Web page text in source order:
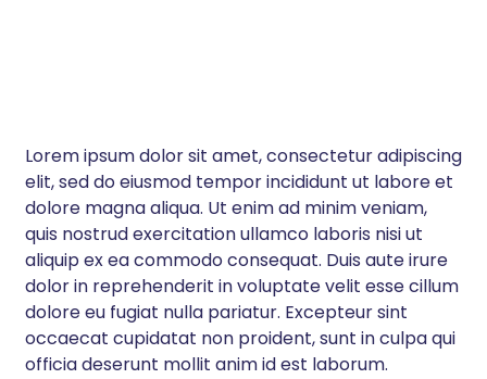
Lorem ipsum dolor sit amet, consectetur adipiscing
elit, sed do eiusmod tempor incididunt ut labore et
dolore magna aliqua. Ut enim ad minim veniam,
quis nostrud exercitation ullamco laboris nisi ut
aliquip ex ea commodo consequat. Duis aute irure
dolor in reprehenderit in voluptate velit esse cillum
dolore eu fugiat nulla pariatur. Excepteur sint
occaecat cupidatat non proident, sunt in culpa qui
officia deserunt mollit anim id est laborum.